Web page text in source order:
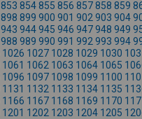
853 854855 856 857858 859
898 899 900 901 902 903 904
943 944945 946 947948 949
988 989 990 991 992 993 994
1026 1027 1028 1029 1030
1061 1062 1063 1064 1065
1096 1097 1098 1099 1100
1131 1132 1133 1134 1135
1166 1167 1168 1169 1170
1201 1202 1203 1204 1205